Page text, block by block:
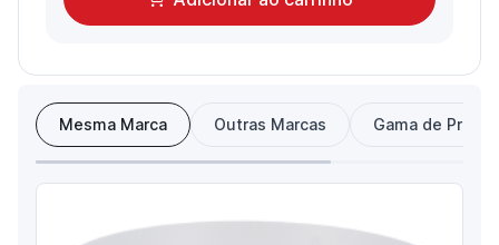
Mesma Marca Outras Marcas Gama de Preço